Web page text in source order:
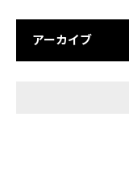
アーカイブ